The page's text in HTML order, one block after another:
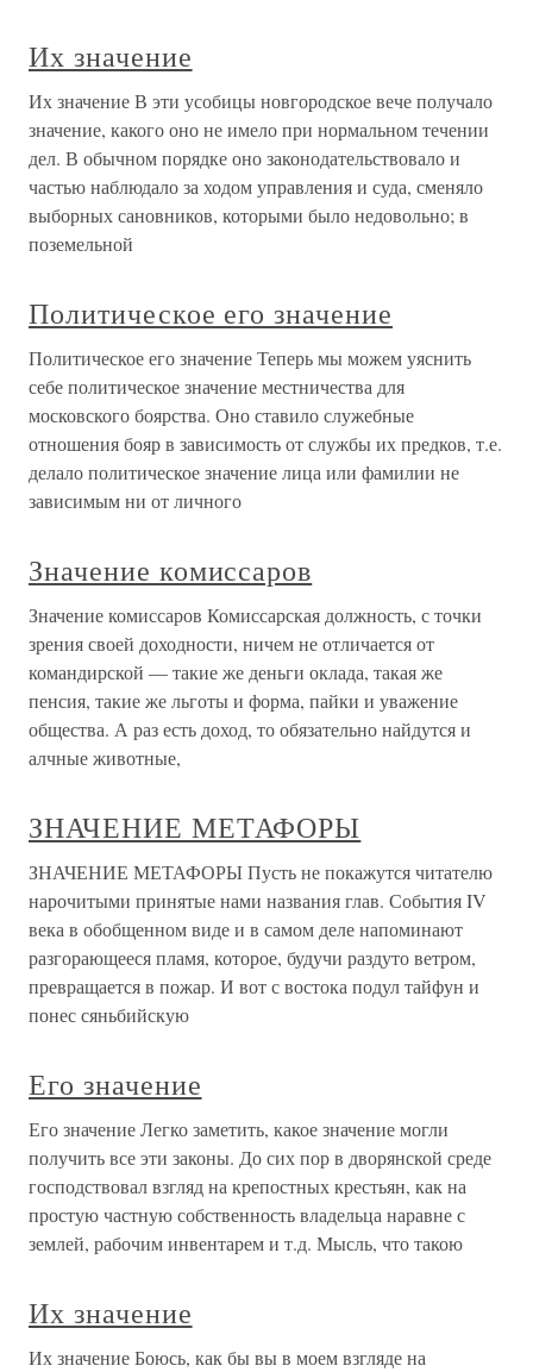
Их значение
Их значение В эти усобицы новгородское вече получало
значение, какого оно не имело при нормальном течении
дел. В обычном порядке оно законодательствовало и
частью наблюдало за ходом управления и суда, сменяло
выборных сановников, которыми было недовольно; в
поземельной
Политическое его значение
Политическое его значение Теперь мы можем уяснить
себе политическое значение местничества для
московского боярства. Оно ставило служебные
отношения бояр в зависимость от службы их предков, т.е.
делало политическое значение лица или фамилии не
зависимым ни от личного
Значение комиссаров
Значение комиссаров Комиссарская должность, с точки
зрения своей доходности, ничем не отличается от
командирской — такие же деньги оклада, такая же
пенсия, такие же льготы и форма, пайки и уважение
общества. А раз есть доход, то обязательно найдутся и
алчные животные,
ЗНАЧЕНИЕ МЕТАФОРЫ
ЗНАЧЕНИЕ МЕТАФОРЫ Пусть не покажутся читателю
нарочитыми принятые нами названия глав. События IV
века в обобщенном виде и в самом деле напоминают
разгорающееся пламя, которое, будучи раздуто ветром,
превращается в пожар. И вот с востока подул тайфун и
понес сяньбийскую
Его значение
Его значение Легко заметить, какое значение могли
получить все эти законы. До сих пор в дворянской среде
господствовал взгляд на крепостных крестьян, как на
простую частную собственность владельца наравне с
землей, рабочим инвентарем и т.д. Мысль, что такою
Их значение
Их значение Боюсь, как бы вы в моем взгляде на